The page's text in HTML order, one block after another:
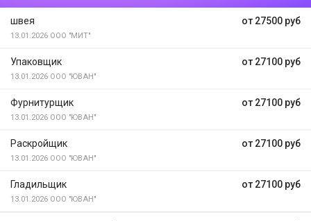
от 27500 руб
швея
13.01.2026 ООО "МИТ"
от 27100 руб
Упаковщик
13.01.2026 ООО "ЮВАН"
от 27100 руб
Фурнитурщик
13.01.2026 ООО "ЮВАН"
от 27100 руб
Раскройщик
13.01.2026 ООО "ЮВАН"
от 27100 руб
Гладильщик
13.01.2026 ООО "ЮВАН"